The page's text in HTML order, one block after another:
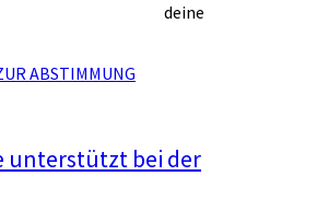
deine
ABSTIMMUNG
unterstützt bei der